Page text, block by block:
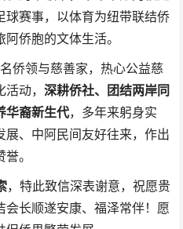
球赛事，以体育为纽带联结侨
侨胞的文体生活。
领与慈善家，热心公益慈
动， 深耕侨社、团结两岸同
华裔新生代，多年来躬身实
、中阿民间友好往来，作出
。
，特此致信深表谢意，祝愿贵
会长顺遂安康、福泽常伴！愿